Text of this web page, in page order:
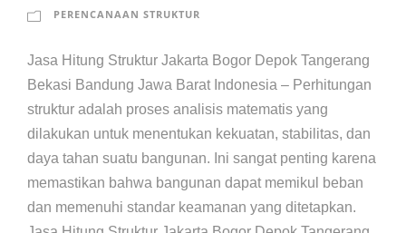
PERENCANAAN STRUKTUR
Jasa Hitung Struktur Jakarta Bogor Depok Tangerang
Bekasi Bandung Jawa Barat Indonesia – Perhitungan
struktur adalah proses analisis matematis yang
dilakukan untuk menentukan kekuatan, stabilitas, dan
daya tahan suatu bangunan. Ini sangat penting karena
memastikan bahwa bangunan dapat memikul beban
dan memenuhi standar keamanan yang ditetapkan.